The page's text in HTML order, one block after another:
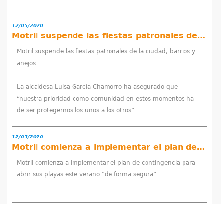
12/05/2020
Motril suspende las fiestas patronales de la ciudad, barrios y anejos por la crisis sanitaria del coronavirus
Motril suspende las fiestas patronales de la ciudad, barrios y
anejos
La alcaldesa Luisa García Chamorro ha asegurado que
“nuestra prioridad como comunidad en estos momentos ha
de ser protegernos los unos a los otros”
12/05/2020
Motril comienza a implementar el plan de contingencia para abrir sus playas este verano “de forma segura”
Motril comienza a implementar el plan de contingencia para
abrir sus playas este verano “de forma segura”